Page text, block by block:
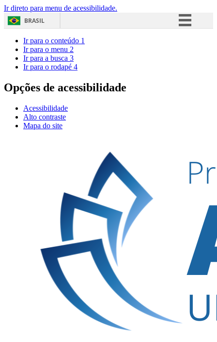
Ir direto para menu de acessibilidade.
BRASIL
Acesso à informação
Ir para o conteúdo 1
Ir para o menu 2
Ir para a busca 3
Ir para o rodapé 4
Opções de acessibilidade
Acessibilidade
Alto contraste
Mapa do site